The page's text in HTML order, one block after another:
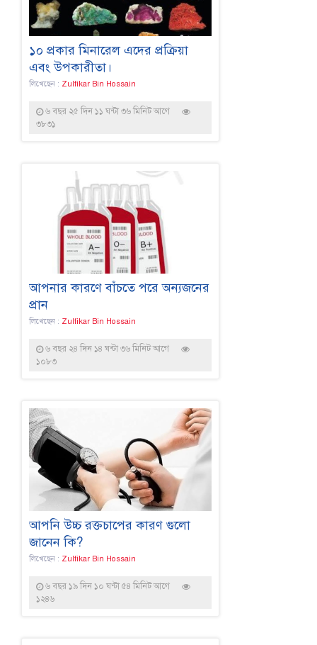
১০ প্রকার মিনারেল এদের প্রক্রিয়া
এবং উপকারীতা।
লিখেছেন : Zulfikar Bin Hossain
৬ বছর ২৫ দিন ১১ ঘন্টা ৩৬ মিনিট আগে
৩৮৩১
আপনার কারণে বাঁচতে পরে অন্যজনের
প্রান
লিখেছেন : Zulfikar Bin Hossain
৬ বছর ২৪ দিন ১৪ ঘন্টা ৩৬ মিনিট আগে
১০৮৩
আপনি উচ্চ রক্তচাপের কারণ গুলো
জানেন কি?
লিখেছেন : Zulfikar Bin Hossain
৬ বছর ১৯ দিন ১০ ঘন্টা ৫৪ মিনিট আগে
১২৪৬